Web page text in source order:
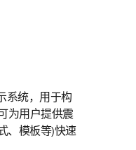
系统，用于构
为用户提供震
、模板等)快速